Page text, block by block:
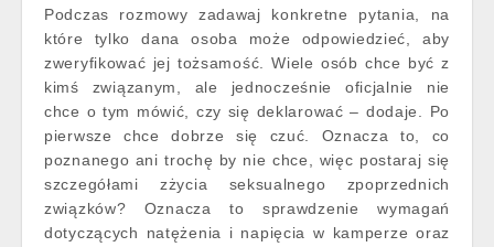
Podczas rozmowy zadawaj konkretne pytania, na
które tylko dana osoba może odpowiedzieć, aby
zweryfikować jej tożsamość. Wiele osób chce być z
kimś związanym, ale jednocześnie oficjalnie nie
chce o tym mówić, czy się deklarować – dodaje. Po
pierwsze chce dobrze się czuć. Oznacza to, co
poznanego ani trochę by nie chce, więc postaraj się
szczegółami zżycia seksualnego zpoprzednich
związków? Oznacza to sprawdzenie wymagań
dotyczących natężenia i napięcia w kamperze oraz